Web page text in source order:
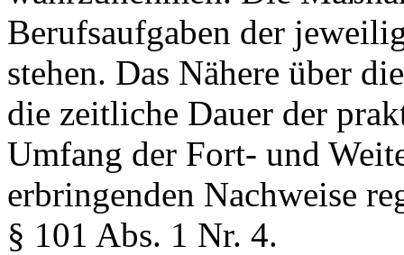
Berufsaufgaben der
stehen. Das Nähere über
die zeitliche Dauer der
Umfang der Fort- und
erbringenden Nachweise
§ 101 Abs. 1 Nr. 4.